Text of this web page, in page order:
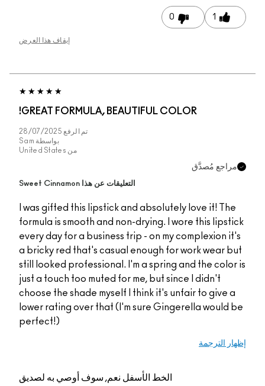
1
0
إيقاف هذا العرض
GREAT FORMULA, BEAUTIFUL COLOR!
تم الرفع 28/07/2025
بواسطة Sam
من United States
مراجع مُصدَّق
التعليقات عن هذا Sweet Cinnamon
I was gifted this lipstick and absolutely love it! The
formula is smooth and non-drying. I wore this lipstick
every day for a business trip - on my complexion it's
a bricky red that's casual enough for work wear but
still looked professional. I'm a spring and the color is
just a touch too muted for me, but since I didn't
choose the shade myself I think it's unfair to give a
lower rating over that (I'm sure Gingerella would be
perfect!)
إظهار الترجمة
الخط الأسفلنعم, سوف أوصي به لصديق